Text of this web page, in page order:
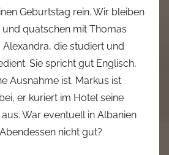
Geburtstag rein. Wir bleiben
quatschen mit Thomas
die studiert und
Sie spricht gut Englisch,
Ausnahme ist. Markus ist
er kuriert im Hotel seine
War eventuell in Albanien
nicht gut?